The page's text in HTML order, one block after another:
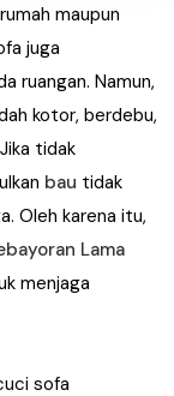
maupun
juga
ruangan. Namun,
kotor, berdebu,
tidak
bau tidak
Oleh karena itu,
Lama
menjaga
sofa